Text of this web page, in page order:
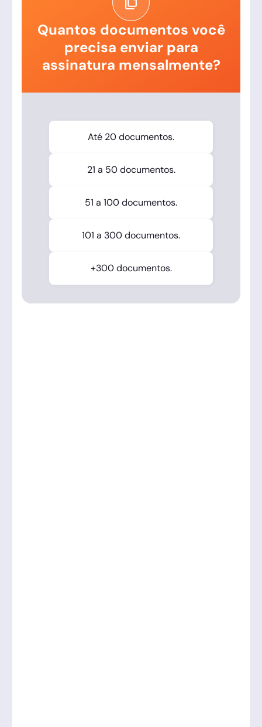
Quantos documentos você
precisa enviar para
assinatura mensalmente?
Até 20 documentos.
21 a 50 documentos.
51 a 100 documentos.
101 a 300 documentos.
+300 documentos.